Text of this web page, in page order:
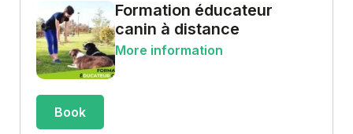
Formation éducateur
canin à distance
More information
Book